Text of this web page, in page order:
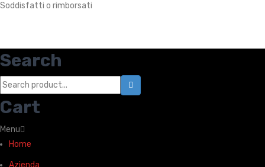
Soddisfatti o rimborsati
Search
Cart
Menu
Home
Azienda